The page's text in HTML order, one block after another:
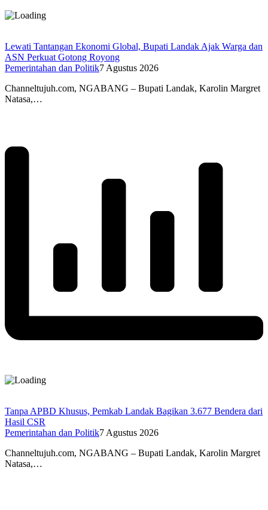
Lewati Tantangan Ekonomi Global, Bupati Landak Ajak Warga dan
ASN Perkuat Gotong Royong
Pemerintahan dan Politik7 Agustus 2026
Channeltujuh.com, NGABANG – Bupati Landak, Karolin Margret
Natasa,…
Tanpa APBD Khusus, Pemkab Landak Bagikan 3.677 Bendera dari
Hasil CSR
Pemerintahan dan Politik7 Agustus 2026
Channeltujuh.com, NGABANG – Bupati Landak, Karolin Margret
Natasa,…